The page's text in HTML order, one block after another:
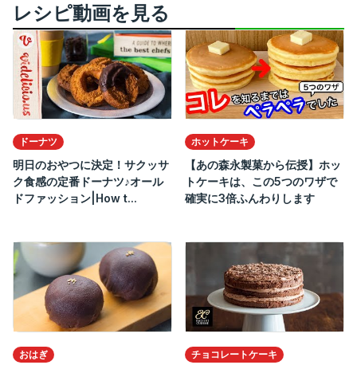
レシピ動画を見る
ドーナツ
明日のおやつに決定！サクッサ
ク食感の定番ドーナツ♪オール
ドファッション|How t...
ホットケーキ
【あの森永製菓から伝授】ホッ
トケーキは、この5つのワザで
確実に3倍ふんわりします
おはぎ チョコレートケーキ